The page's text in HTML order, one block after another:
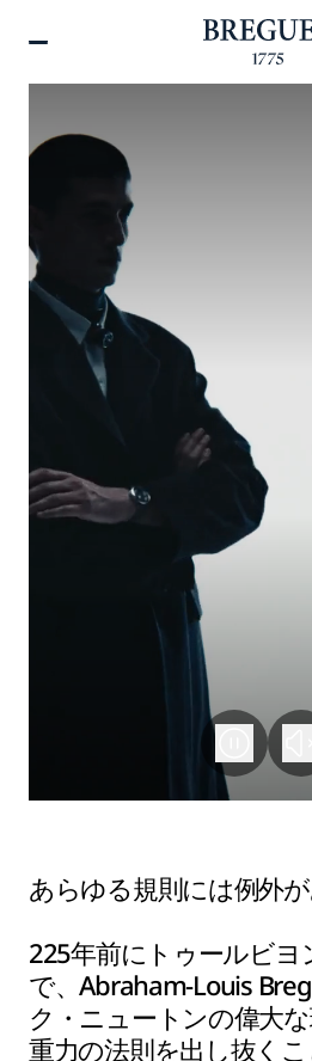
あらゆる規則には例外が
225年前にトゥールビヨ
で、Abraham-Louis
ク・ニュートンの偉大
重力の法則を出し抜く